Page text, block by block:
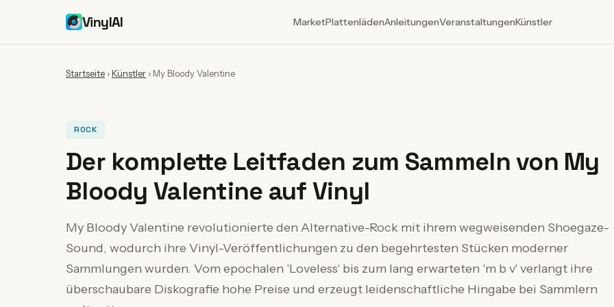
VinylAI MarketPlattenlädenAnleitungenVeranstaltungenKünstler
Startseite ›Künstler › My Bloody Valentine
ROCK
Der komplette Leitfaden zum Sammeln von My
Bloody Valentine auf Vinyl
My Bloody Valentine revolutionierte den Alternative-Rock mit ihrem wegweisenden Shoegaze-
Sound, wodurch ihre Vinyl-Veröffentlichungen zu den begehrtesten Stücken moderner
Sammlungen wurden. Vom epochalen 'Loveless' bis zum lang erwarteten 'm b v' verlangt ihre
überschaubare Diskografie hohe Preise und erzeugt leidenschaftliche Hingabe bei Sammlern